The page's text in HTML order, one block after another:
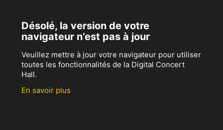
Désolé, la version de votre
navigateur n’est pas à jour
Veuillez mettre à jour votre navigateur pour utiliser
toutes les fonctionnalités de la Digital Concert
Hall.
En savoir plus